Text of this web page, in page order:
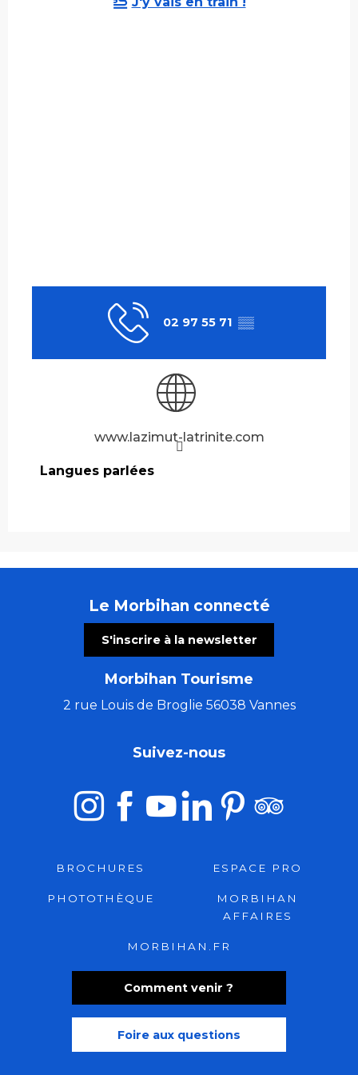
02 97 55 71 ▒▒
www.lazimut-latrinite.com
Langues parlées
Langues parlées
Le Morbihan connecté
S'inscrire à la newsletter
Morbihan Tourisme
2 rue Louis de Broglie 56038 Vannes
Comment venir ?
Foire aux questions
Suivez-nous
BROCHURES ESPACE PRO
PHOTOTHÈQUE
MORBIHAN
AFFAIRES
MORBIHAN.FR